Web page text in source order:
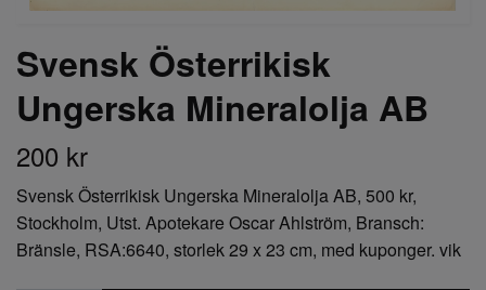
Svensk Österrikisk
Ungerska Mineralolja AB
200 kr
Svensk Österrikisk Ungerska Mineralolja AB, 500 kr,
Stockholm, Utst. Apotekare Oscar Ahlström, Bransch:
Bränsle, RSA:6640, storlek 29 x 23 cm, med kuponger. vik